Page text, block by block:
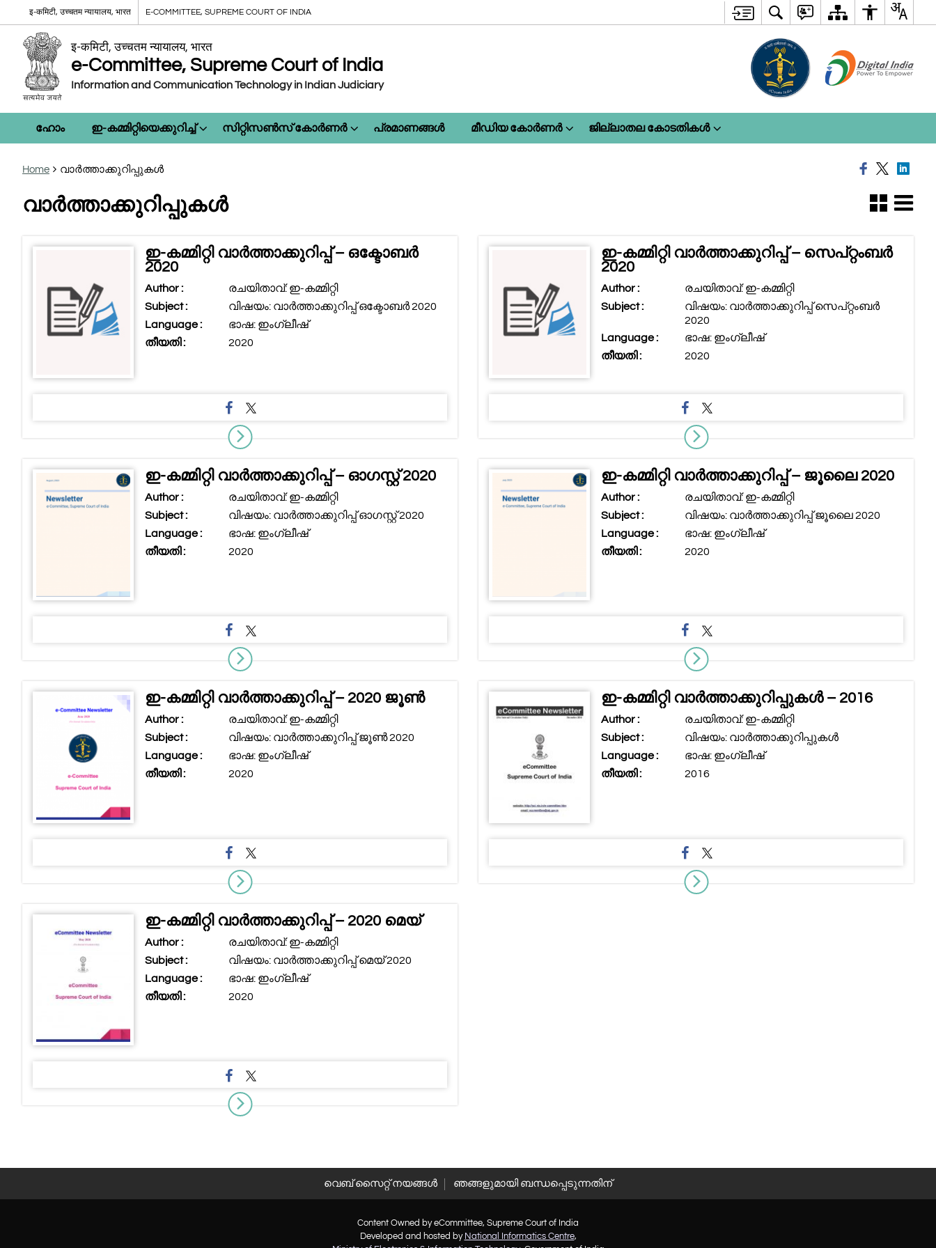
इ-कमिटी, उच्चतम न्यायालय, भारत E-COMMITTEE, SUPREME COURT OF INDIA
इ-कमिटी, उच्चतम न्यायालय, भारत
e-Committee, Supreme Court of India
Information and Communication Technology in Indian Judiciary
ഹോം ഇ-കമ്മിറ്റിയെക്കുറിച്ച് സിറ്റിസൺസ് കോർണർ പ്രമാണങ്ങൾ മീഡിയ കോർണർ ജില്ലാതല കോടതികൾ
Home വാർത്താക്കുറിപ്പുകൾ
വാർത്താക്കുറിപ്പുകൾ
ഇ-കമ്മിറ്റി വാർത്താക്കുറിപ്പ് – ഒക്ടോബർ
2020
Author :
രചയിതാവ്: ഇ-കമ്മിറ്റി
Subject :
വിഷയം: വാർത്താക്കുറിപ്പ് ഒക്ടോബർ 2020
Language :
ഭാഷ: ഇംഗ്ലീഷ്
തീയതി :
2020
ഇ-കമ്മിറ്റി വാർത്താക്കുറിപ്പ് – സെപ്റ്റംബർ
2020
Author :
രചയിതാവ്: ഇ-കമ്മിറ്റി
Subject :
വിഷയം: വാർത്താക്കുറിപ്പ് സെപ്റ്റംബർ
2020
Language :
ഭാഷ: ഇംഗ്ലീഷ്
തീയതി :
2020
ഇ-കമ്മിറ്റി വാർത്താക്കുറിപ്പ് – ഓഗസ്റ്റ് 2020
Author :
രചയിതാവ്: ഇ-കമ്മിറ്റി
Subject :
വിഷയം: വാർത്താക്കുറിപ്പ് ഓഗസ്റ്റ് 2020
Language :
ഭാഷ: ഇംഗ്ലീഷ്
തീയതി :
2020
ഇ-കമ്മിറ്റി വാർത്താക്കുറിപ്പ് – ജൂലൈ 2020
Author :
രചയിതാവ്: ഇ-കമ്മിറ്റി
Subject :
വിഷയം: വാർത്താക്കുറിപ്പ് ജൂലൈ 2020
Language :
ഭാഷ: ഇംഗ്ലീഷ്
തീയതി :
2020
ഇ-കമ്മിറ്റി വാർത്താക്കുറിപ്പ് – 2020 ജൂൺ
Author :
രചയിതാവ്: ഇ-കമ്മിറ്റി
Subject :
വിഷയം: വാർത്താക്കുറിപ്പ് ജൂൺ 2020
Language :
ഭാഷ: ഇംഗ്ലീഷ്
തീയതി :
2020
ഇ-കമ്മിറ്റി വാർത്താക്കുറിപ്പുകൾ – 2016
Author :
രചയിതാവ്: ഇ-കമ്മിറ്റി
Subject :
വിഷയം: വാർത്താക്കുറിപ്പുകൾ
Language :
ഭാഷ: ഇംഗ്ലീഷ്
തീയതി :
2016
ഇ-കമ്മിറ്റി വാർത്താക്കുറിപ്പ് – 2020 മെയ്
Author :
രചയിതാവ്: ഇ-കമ്മിറ്റി
Subject :
വിഷയം: വാർത്താക്കുറിപ്പ് മെയ് 2020
Language :
ഭാഷ: ഇംഗ്ലീഷ്
തീയതി :
2020
വെബ് സൈറ്റ് നയങ്ങള്‍ ഞങ്ങളുമായി ബന്ധപ്പെടുന്നതിന്
Content Owned by eCommittee, Supreme Court of India
Developed and hosted by National Informatics Centre,